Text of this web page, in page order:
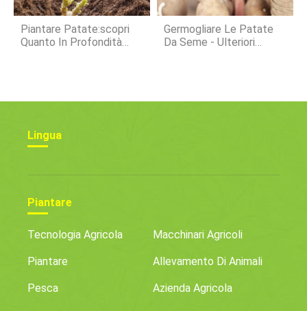
Piantare Patate:scopri
Quanto In Profondità
Germogliare Le Patate
Da Seme - Ulteriori
Lingua
Piantare
Tecnologia Agricola Macchinari Agricoli
Piantare Allevamento Di Animali
Pesca Azienda Agricola